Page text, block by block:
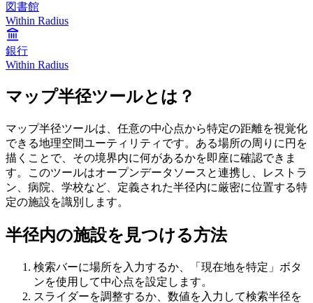
図書館
Within Radius
銀行
Within Radius
マップ半径ツールとは？
マップ半径ツールは、任意の中心点から特定の距離を視覚化
できる地理空間ユーティリティです。ある場所の周りに円を
描くことで、その境界内に何があるかを即座に確認できま
す。このツールはオープンデータソースと連携し、レストラ
ン、病院、学校など、定義された半径内に厳密に位置する特
定の施設を識別します。
半径内の施設を見つける方法
検索バーに場所を入力するか、「現在地を特定」ボタ
ンを使用して中心点を設定します。
スライダーを調整するか、数値を入力して検索半径を